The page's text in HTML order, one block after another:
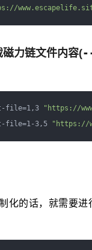
力链文件内容(
file=1,3
"https://
file=1-3,5
"https://
化的话，就需要进